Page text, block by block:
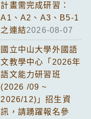
計畫需完成研習：
A1、A2、A3、B5-1
之連結2026-08-07
國立中山大學外國語
文教學中心「2026年
語文能力研習班
(2026 /09 ~
2026/12)」招生資
訊，請踴躍報名參